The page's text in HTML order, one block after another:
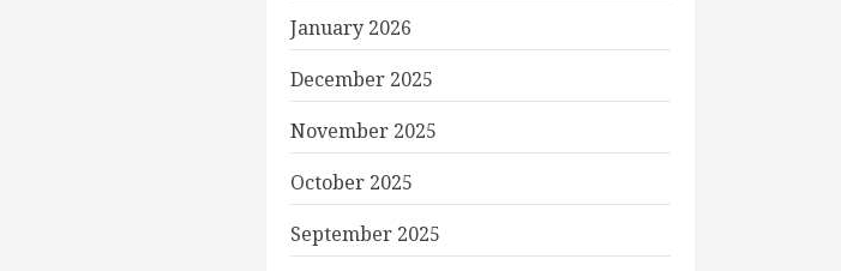
January 2026
December 2025
November 2025
October 2025
September 2025